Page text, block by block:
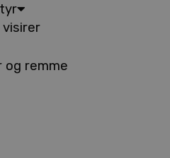
visirer
remme